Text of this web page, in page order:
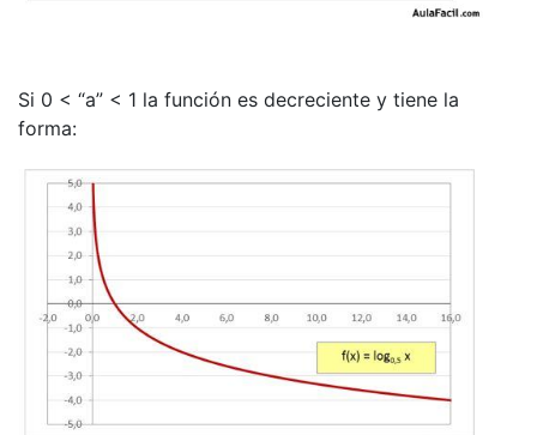
Si 0 < “a” < 1 la función es decreciente y tiene la
forma: